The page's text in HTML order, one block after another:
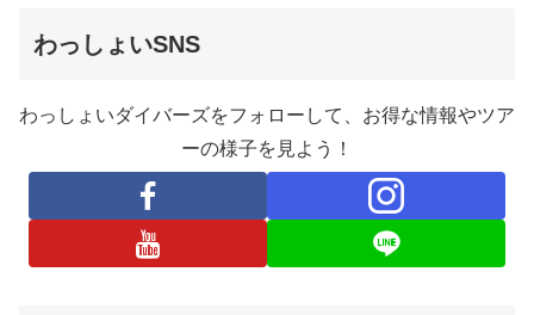
わっしょいSNS
わっしょいダイバーズをフォローして、お得な情報やツア
ーの様子を見よう！